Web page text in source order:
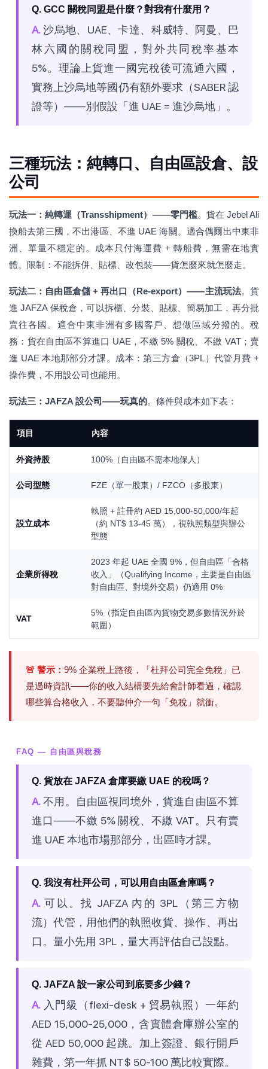
Q. GCC 關稅同盟是什麼？對我有什麼用？
A.沙烏地、UAE、卡達、科威特、阿曼、巴
林六國的關稅同盟，對外共同稅率基本
5%。理論上貨進一國完稅後可流通六國，
實務上沙烏地等國仍有額外要求（SABER 認
證等）——別假設「進 UAE = 進沙烏地」。
三種玩法：純轉口、自由區設倉、設
公司
玩法一：純轉運（Transshipment）——零門檻。貨在 Jebel Ali
換船去第三國，不出港區、不進 UAE 海關。適合偶爾出中東非
洲、單量不穩定的。成本只付海運費 + 轉船費，無需在地實
體。限制：不能拆併、貼標、改包裝——貨怎麼來就怎麼走。
玩法二：自由區倉儲 + 再出口（Re-export）——主流玩法。貨
進 JAFZA 保稅倉，可以拆櫃、分裝、貼標、簡易加工，再分批
賣往各國。適合中東非洲有多國客戶、想做區域分撥的。稅
務：貨在自由區不算進口 UAE，不繳 5% 關稅、不繳 VAT；賣
進 UAE 本地那部分才課。成本：第三方倉（3PL）代管月費 +
操作費，不用設公司也能用。
玩法三：JAFZA 設公司——玩真的。條件與成本如下表：
項目 內容
外資持股 100%（自由區不需本地保人）
公司型態 FZE（單一股東）/ FZCO（多股東）
設立成本
執照 + 註冊約 AED 15,000-50,000/年起
（約 NT$ 13-45 萬），視執照類型與辦公
型態
企業所得稅
2023 年起 UAE 全國 9%，但自由區「合格
收入」（Qualifying Income，主要是自由區
對自由區、對境外交易）仍適用 0%
VAT
5%（指定自由區內貨物交易多數情況外於
範圍）
🚨 警示： 9% 企業稅上路後，「杜拜公司完全免稅」已
是過時資訊——你的收入結構要先給會計師看過，確認
哪些算合格收入，不要聽仲介一句「免稅」就衝。
FAQ — 自由區與稅務
Q. 貨放在 JAFZA 倉庫要繳 UAE 的稅嗎？
A.不用。自由區視同境外，貨進自由區不算
進口——不繳 5% 關稅、不繳 VAT。只有賣
進 UAE 本地市場那部分，出區時才課。
Q. 我沒有杜拜公司，可以用自由區倉庫嗎？
A. 可以。找 JAFZA 內的 3PL（第三方物
流）代管，用他們的執照收貨、操作、再出
口。量小先用 3PL，量大再評估自己設點。
Q. JAFZA 設一家公司到底要多少錢？
A. 入門級（flexi-desk + 貿易執照）一年約
AED 15,000-25,000，含實體倉庫辦公室的
從 AED 50,000 起跳。加上簽證、銀行開戶
雜費，第一年抓 NT$ 50-100 萬比較實際。